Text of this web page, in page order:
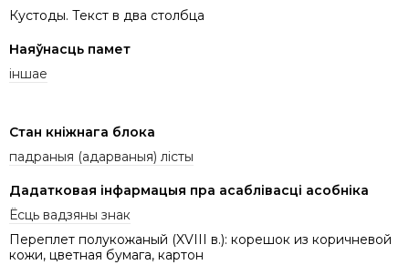
Кустоды. Текст в два столбца
Наяўнасць памет
іншае
Стан кніжнага блока
падраныя (адарваныя) лісты
Дадатковая інфармацыя пра асаблівасці асобніка
Ёсць вадзяны знак
Переплет полукожаный (XVIII в.): корешок из коричневой
кожи, цветная бумага, картон